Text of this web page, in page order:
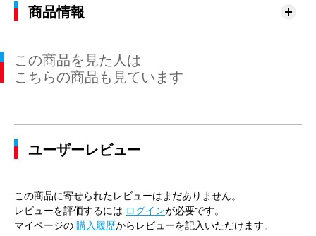
商品情報
この商品を見た人は
こちらの商品も見ています
ユーザーレビュー
この商品に寄せられたレビューはまだありません。
レビューを評価するには ログインが必要です。
マイページの 購入履歴からレビューを記入いただけます。